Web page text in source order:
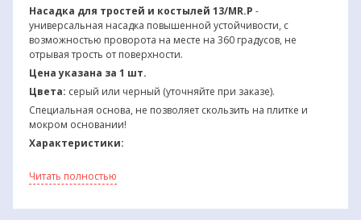
Насадка для тростей и костылей 13/MR.P -
универсальная насадка повышенной устойчивости, с
возможностью проворота на месте на 360 градусов, не
отрывая трость от поверхности.
Цена указана за 1 шт.
Цвета: серый или черный (уточняйте при заказе).
Специальная основа, не позволяет скользить на плитке и
мокром основании!
Характеристики:
360 градусов;
Читать полностью